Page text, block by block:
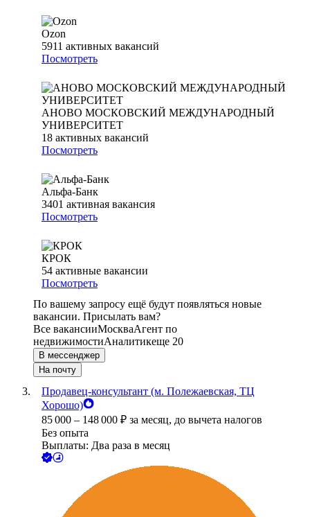
Ozon
5911 активных вакансий
Посмотреть
АНОВО МОСКОВСКИЙ МЕЖДУНАРОДНЫЙ
УНИВЕРСИТЕТ
18 активных вакансий
Посмотреть
Альфа-Банк
3401 активная вакансия
Посмотреть
КРОК
54 активные вакансии
Посмотреть
По вашему запросу ещё будут появляться новые
вакансии. Присылать вам?
Все вакансииМоскваАгент по
недвижимостиАналитикеще 20
В мессенджер
На почту
Продавец-консультант (м. Полежаевская, ТЦ
Хорошо)
85 000 – 148 000 ₽ за месяц, до вычета налогов
Без опыта
Выплаты: Два раза в месяц